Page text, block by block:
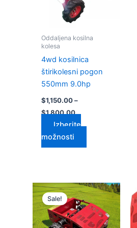
Oddaljena kosilna
kolesa
4wd kosilnica
štirikolesni pogon
550mm 9.0hp
$1,150.00 –
$1,800.00
Izberite
možnosti
strani
izdelka
Sale!
Cenovni
razpon:
od
$1,700.00
do
Ta
izdelek
ima
več